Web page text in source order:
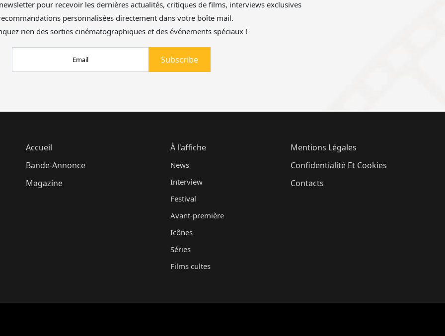
pour recevoir les dernières actualités, critiques de films, interviews exclusives
personnalisées directement dans votre boîte mail.
rien des sorties cinématographiques et des événements spéciaux !
Accueil
Bande-Annonce
Magazine
À l'affiche
News
Interview
Festival
Avant-première
Icônes
Séries
Films cultes
Mentions Légales
Confidentialité Et Cookies
Contacts